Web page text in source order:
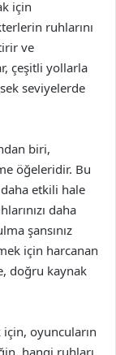
için
ruhlarını
ve
çeşitli yollarla
seviyelerde
biri,
öğeleridir. Bu
etkili hale
daha
şansınız
için harcanan
doğru kaynak
oyuncuların
hangi ruhları